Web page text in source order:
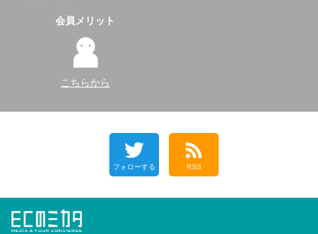
会員メリット
こちらから
フォローする RSS